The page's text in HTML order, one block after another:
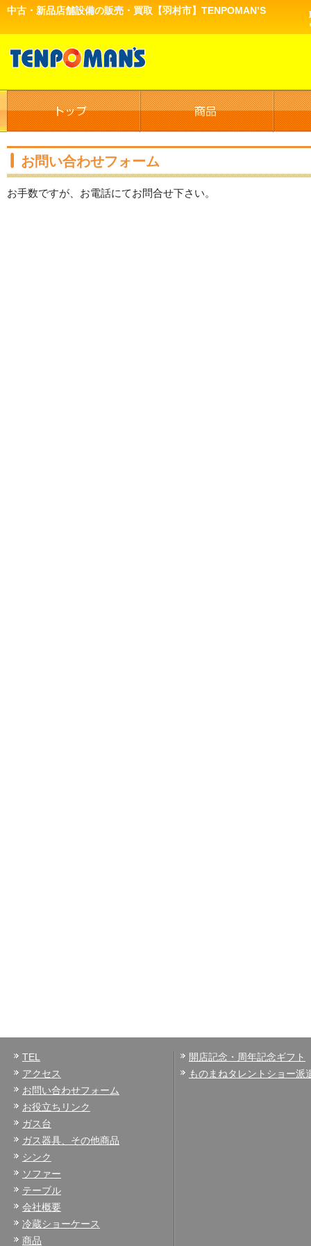
中古・新品店舗設備の販売・買取【羽村市】TENPOMAN’S
お問い合わせフォーム
お手数ですが、お電話にてお問合せ下さい。
TEL
アクセス
お問い合わせフォーム
お役立ちリンク
ガス台
ガス器具、その他商品
シンク
ソファー
テーブル
会社概要
冷蔵ショーケース
商品
開店記念・周年記念ギフト
ものまねタレントショー派